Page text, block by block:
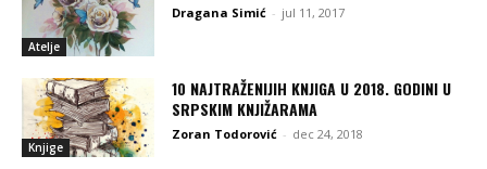
Atelje
Dragana Simić - jul 11, 2017
Knjige
10 NAJTRAŽENIJIH KNJIGA U 2018. GODINI U
SRPSKIM KNJIŽARAMA
Zoran Todorović - dec 24, 2018